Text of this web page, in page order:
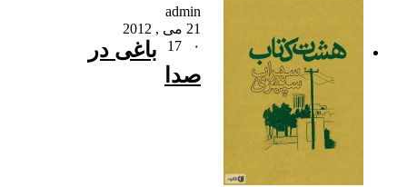
admin
21 می , 2012
۰
باغی در
صدا